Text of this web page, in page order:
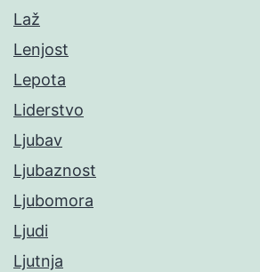
Laž
Lenjost
Lepota
Liderstvo
Ljubav
Ljubaznost
Ljubomora
Ljudi
Ljutnja